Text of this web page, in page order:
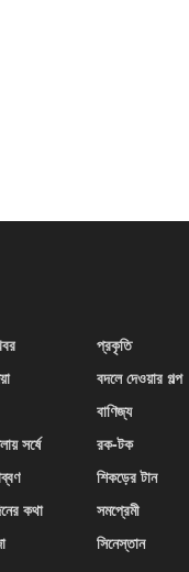
সর্ষে
কথা
প্রকৃতি
বদলে দেওয়ার গল্প
বাণিজ্য
রক-টক
শিকড়ের টান
সমপ্রেমী
সিনেস্তান